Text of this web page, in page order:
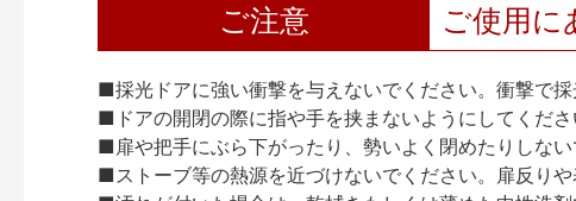
ご注意 ご使用に
■採光ドアに強い衝撃を与えないでください。衝撃で採
■ドアの開閉の際に指や手を挟まないようにしてくださ
■扉や把手にぶら下がったり、勢いよく閉めたりしない
■ストーブ等の熱源を近づけないでください。扉反りや